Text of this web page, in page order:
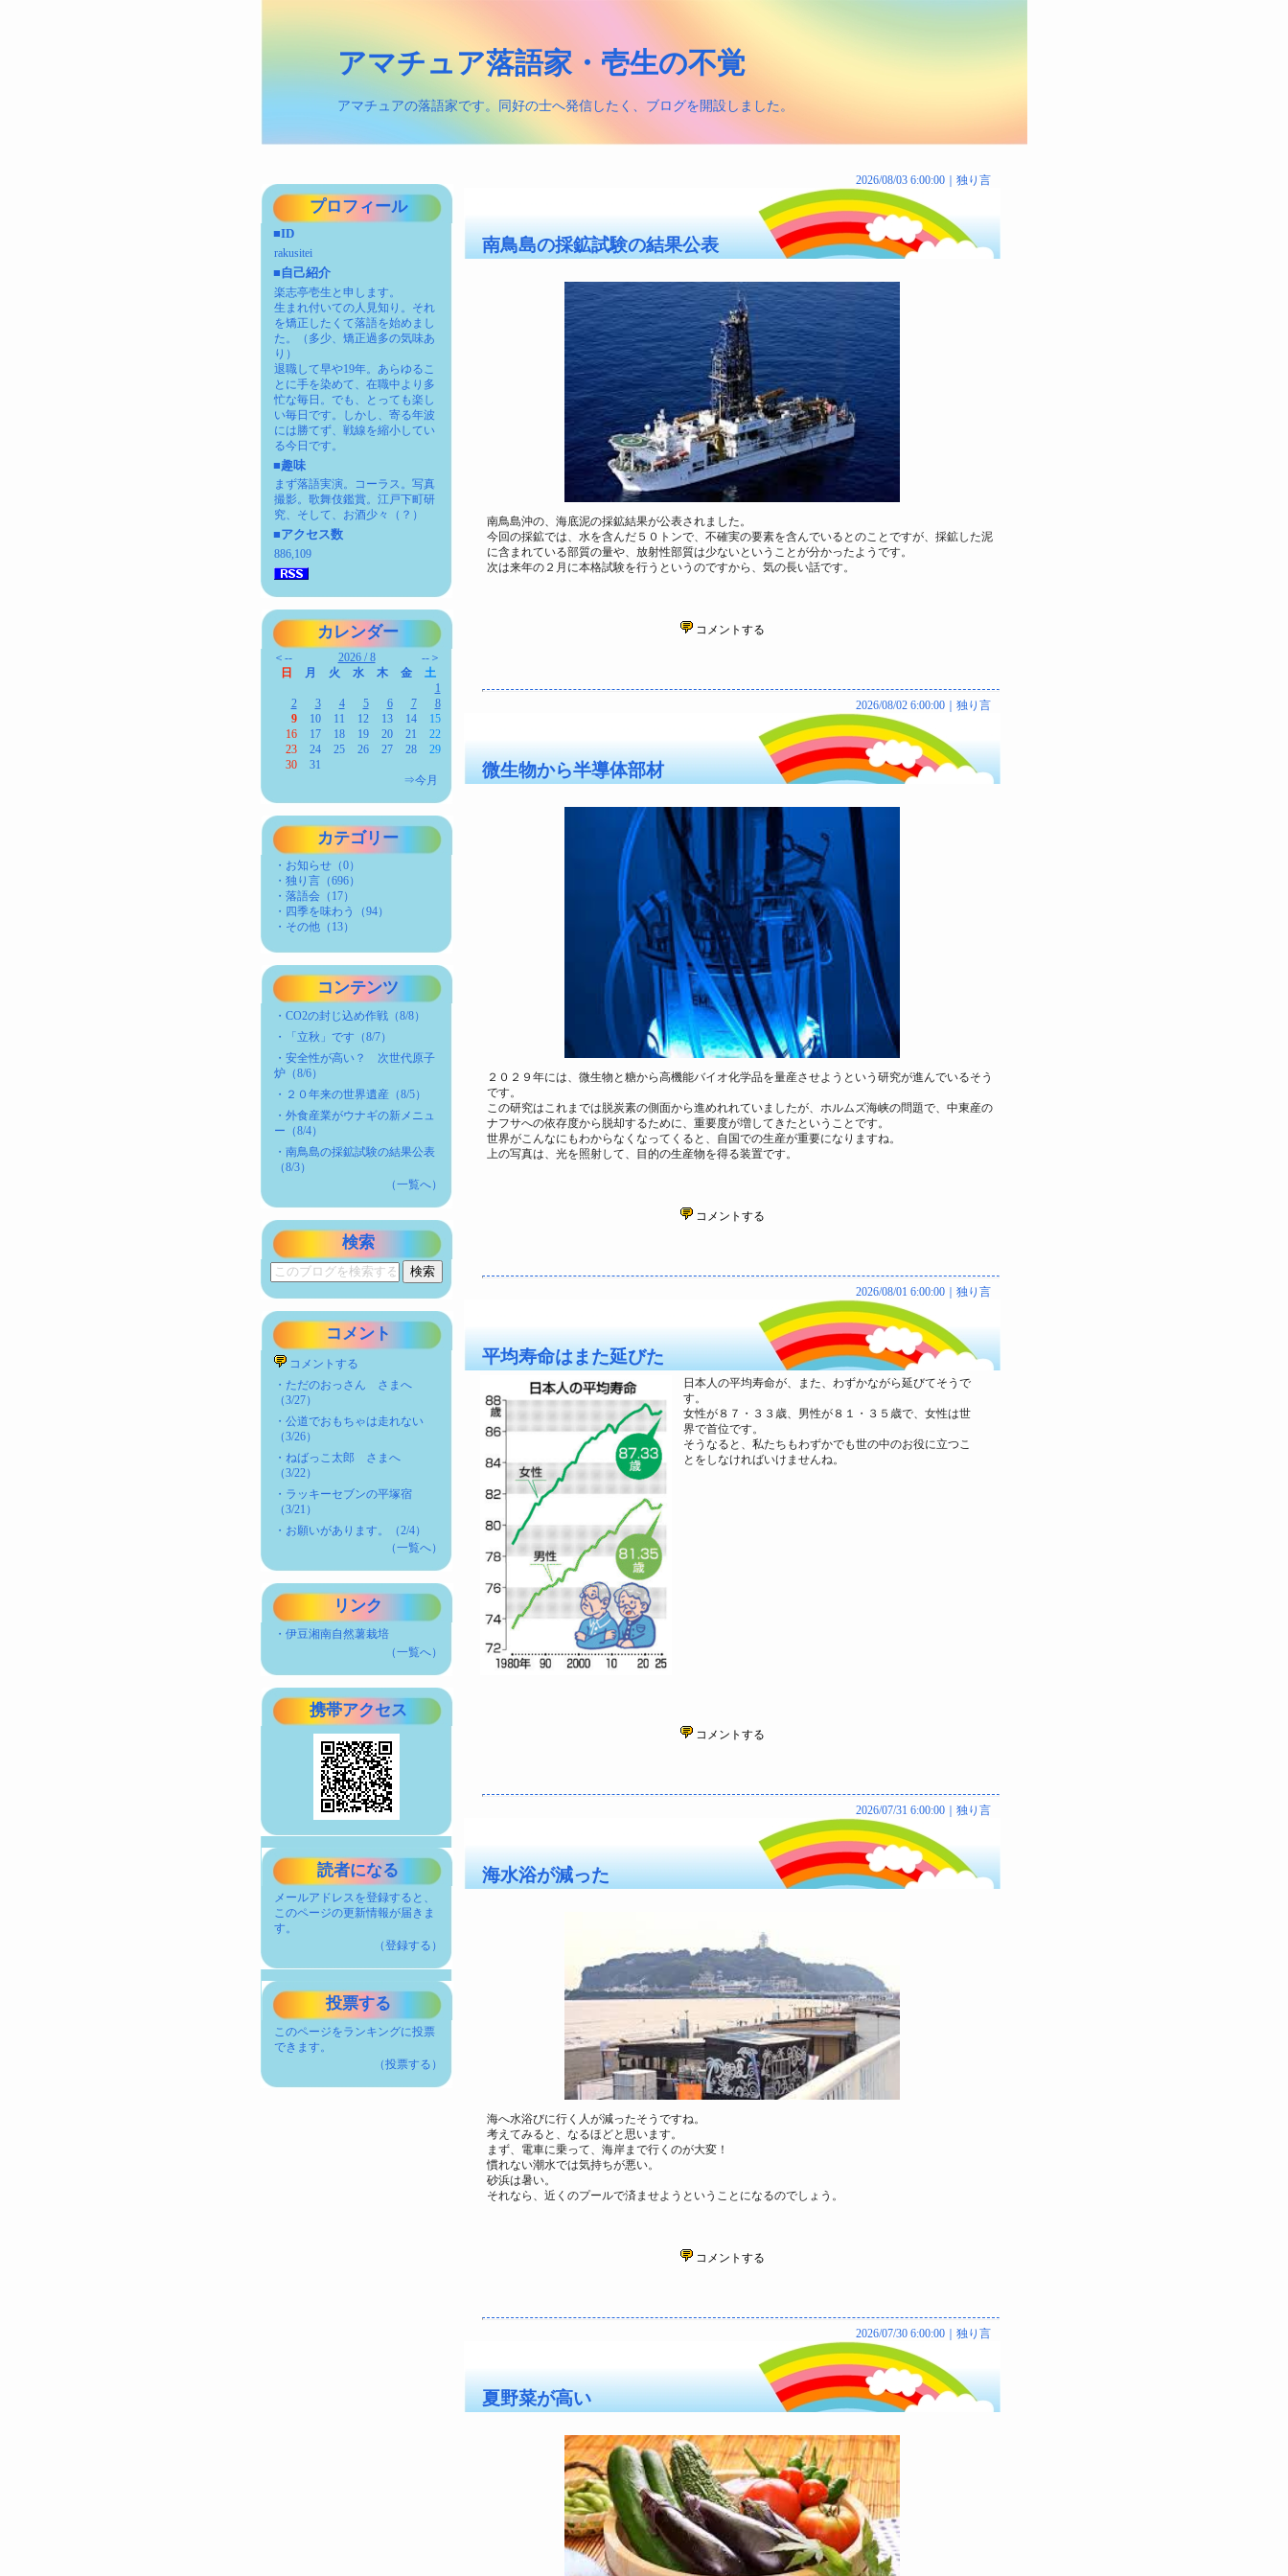
アマチュア落語家・壱生の不覚
アマチュアの落語家です。同好の士へ発信したく、ブログを開設しました。
プロフィール
■ID
rakusitei
■自己紹介
楽志亭壱生と申します。
生まれ付いての人見知り。それ
を矯正したくて落語を始めまし
た。（多少、矯正過多の気味あ
り）
退職して早や19年。あらゆるこ
とに手を染めて、在職中より多
忙な毎日。でも、とっても楽し
い毎日です。しかし、寄る年波
には勝てず、戦線を縮小してい
る今日です。
■趣味
まず落語実演。コーラス。写真
撮影。歌舞伎鑑賞。江戸下町研
究、そして、お酒少々（？）
■アクセス数
886,109
カレンダー
＜-- 2026 / 8
--＞
日
月 火 水 木 金
土
1
2
3 4 5 6 7
8
9
10 11 12 13 14
15
16
17 18 19 20 21
22
23
24 25 26 27 28
29
30
31
⇒今月
カテゴリー
・お知らせ（0）
・独り言（696）
・落語会（17）
・四季を味わう（94）
・その他（13）
コンテンツ
・CO2の封じ込め作戦（8/8）
・
「立秋」です（8/7）
・安全性が高い？ 次世代原子
炉（8/6）
・ ２０年来の世界遺産（8/5）
・外食産業がウナギの新メニュ
ー（8/4）
・南鳥島の採鉱試験の結果公表
（8/3）
（一覧へ）
検索
コメント
コメントする
・ ただのおっさん さまへ
（3/27）
・公道でおもちゃは走れない
（3/26）
・ ねばっこ太郎 さまへ
（3/22）
・ ラッキーセブンの平塚宿
（3/21）
・ お願いがあります。（2/4）
（一覧へ）
リンク
・伊豆湘南自然薯栽培
（一覧へ）
携帯アクセス
読者になる
メールアドレスを登録すると、
このページの更新情報が届きま
す。
（登録する）
投票する
このページをランキングに投票
できます。
（投票する）
2026/08/03 6:00:00｜ 独り言
南鳥島の採鉱試験の結果公表
南鳥島沖の、海底泥の採鉱結果が公表されました。
今回の採鉱では、水を含んだ５０トンで、不確実の要素を含んでいるとのことですが、採鉱した泥
に含まれている部質の量や、放射性部質は少ないということが分かったようです。
次は来年の２月に本格試験を行うというのですから、気の長い話です。
コメントする
2026/08/02 6:00:00｜ 独り言
微生物から半導体部材
２０２９年には、微生物と糖から高機能バイオ化学品を量産させようという研究が進んでいるそう
です。
この研究はこれまでは脱炭素の側面から進めれれていましたが、ホルムズ海峡の問題で、中東産の
ナフサへの依存度から脱却するために、重要度が増してきたということです。
世界がこんなにもわからなくなってくると、自国での生産が重要になりますね。
上の写真は、光を照射して、目的の生産物を得る装置です。
コメントする
2026/08/01 6:00:00｜ 独り言
平均寿命はまた延びた
日本人の平均寿命が、また、わずかながら延びてそうで
す。
女性が８７・３３歳、男性が８１・３５歳で、女性は世
界で首位です。
そうなると、私たちもわずかでも世の中のお役に立つこ
とをしなければいけませんね。
コメントする
2026/07/31 6:00:00｜ 独り言
海水浴が減った
海へ水浴びに行く人が減ったそうですね。
考えてみると、なるほどと思います。
まず、電車に乗って、海岸まで行くのが大変！
慣れない潮水では気持ちが悪い。
砂浜は暑い。
それなら、近くのプールで済ませようということになるのでしょう。
コメントする
2026/07/30 6:00:00｜ 独り言
夏野菜が高い